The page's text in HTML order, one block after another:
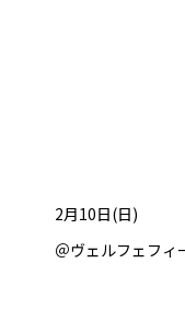
2月10日(日)
＠ヴェルフェフィ